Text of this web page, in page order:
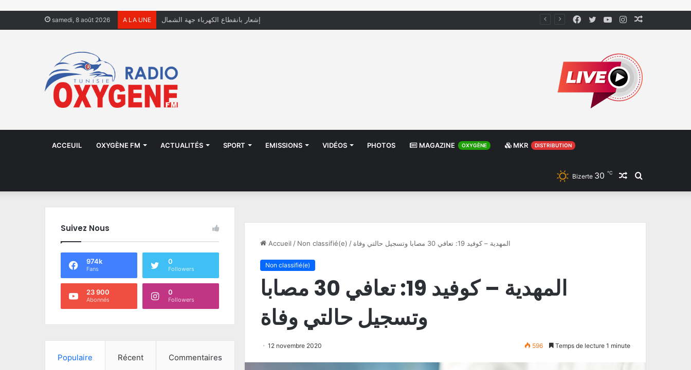
samedi, 8 août 2026 A LA UNE منظّمة تدعو السلطات إلى التدخل بعد تداول صور أطفال يعيشون في الشوارع Instagram
YouTube
Twitter
Facebook
ACCEUIL OXYGÈNE FM ACTUALITÉS SPORT EMISSIONS VIDÉOS PHOTOS MAGAZINE OXYGÈNE MKR DISTRIBUTION
Rechercher
Article
Bizerte 30 ℃
Accueil / Non classifié(e) / المهدية – كوفيد 19: تعافي 30 مصابا وتسجيل حالتي وفاة
Non classifié(e)
المهدية – كوفيد 19: تعافي 30 مصابا
وتسجيل حالتي وفاة
12 novembre 2020 596 Temps de lecture 1 minute
Suivez Nous
974k
Fans
0
Followers
23 900
Abonnés
0
Followers
Populaire Récent Commentaires